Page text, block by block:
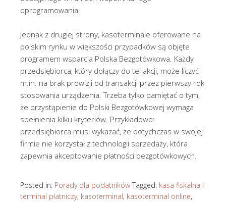
oprogramowania.
Jednak z drugiej strony, kasoterminale oferowane na
polskim rynku w większości przypadków są objęte
programem wsparcia Polska Bezgotówkowa. Każdy
przedsiębiorca, który dołączy do tej akcji, może liczyć
m.in. na brak prowizji od transakcji przez pierwszy rok
stosowania urządzenia. Trzeba tylko pamiętać o tym,
że przystąpienie do Polski Bezgotówkowej wymaga
spełnienia kilku kryteriów. Przykładowo:
przedsiębiorca musi wykazać, że dotychczas w swojej
firmie nie korzystał z technologii sprzedaży, która
zapewnia akceptowanie płatności bezgotówkowych.
Posted in: Porady dla podatników Tagged: kasa fiskalna i
terminal płatniczy, kasoterminal, kasoterminal online,